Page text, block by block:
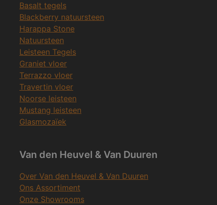
Basalt tegels
Blackberry natuursteen
Harappa Stone
Natuursteen
Leisteen Tegels
Graniet vloer
Terrazzo vloer
Travertin vloer
Noorse leisteen
Mustang leisteen
Glasmozaïek
Van den Heuvel & Van Duuren
Over Van den Heuvel & Van Duuren
Ons Assortiment
Onze Showrooms